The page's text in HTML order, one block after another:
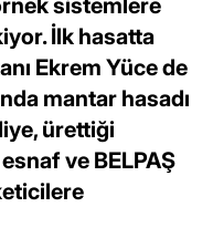
sistemlere
İlk hasatta
Ekrem Yüce de
mantar hasadı
ürettiği
ve BELPAŞ